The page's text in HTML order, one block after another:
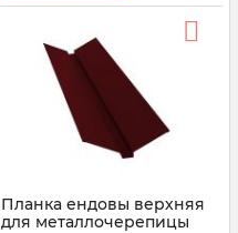
Планка ендовы верхняя
для металлочерепицы